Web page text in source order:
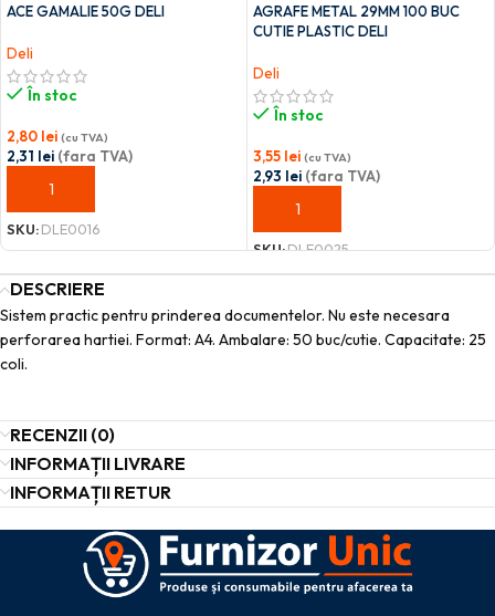
ACE GAMALIE 50G DELI
Deli
În stoc
2,80 lei (cu TVA)
2,31 lei (fara TVA)
ADAUGĂ ÎN COȘ
SKU:DLE0016
AGRAFE METAL 29MM 100 BUC
CUTIE PLASTIC DELI
Deli
În stoc
3,55 lei (cu TVA)
2,93 lei (fara TVA)
ADAUGĂ ÎN COȘ
SKU:DLE0025
DESCRIERE
Sistem practic pentru prinderea documentelor. Nu este necesara
perforarea hartiei. Format: A4. Ambalare: 50 buc/cutie. Capacitate: 25
coli.
RECENZII (0)
INFORMAȚII LIVRARE
INFORMAȚII RETUR